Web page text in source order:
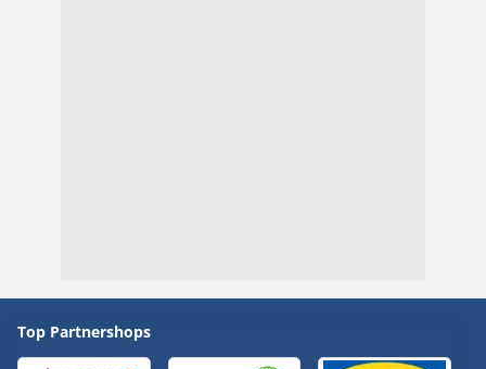
Top Partnershops